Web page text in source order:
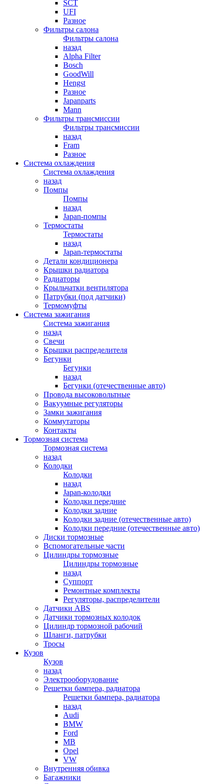
SCT
UFI
Разное
Фильтры салона
Фильтры салона
назад
Alpha Filter
Bosch
GoodWill
Hengst
Разное
Japanparts
Mann
Фильтры трансмиссии
Фильтры трансмиссии
назад
Fram
Разное
Система охлаждения
Система охлаждения
назад
Помпы
Помпы
назад
Japan-помпы
Термостаты
Термостаты
назад
Japan-термостаты
Детали кондиционера
Крышки радиатора
Радиаторы
Крыльчатки вентилятора
Патрубки (под датчики)
Термомуфты
Система зажигания
Система зажигания
назад
Свечи
Крышки распределителя
Бегунки
Бегунки
назад
Бегунки (отечественные авто)
Провода высоковольтные
Вакуумные регуляторы
Замки зажигания
Коммутаторы
Контакты
Тормозная система
Тормозная система
назад
Колодки
Колодки
назад
Japan-колодки
Колодки передние
Колодки задние
Колодки задние (отечественные авто)
Колодки передние (отечественные авто)
Диски тормозные
Вспомогательные части
Цилиндры тормозные
Цилиндры тормозные
назад
Суппорт
Ремонтные комплекты
Регуляторы, распределители
Датчики ABS
Датчики тормозных колодок
Цилиндр тормозной рабочий
Шланги, патрубки
Тросы
Кузов
Кузов
назад
Электрооборудование
Решетки бампера, радиатора
Решетки бампера, радиатора
назад
Audi
BMW
Ford
MB
Opel
VW
Внутренняя обивка
Багажники